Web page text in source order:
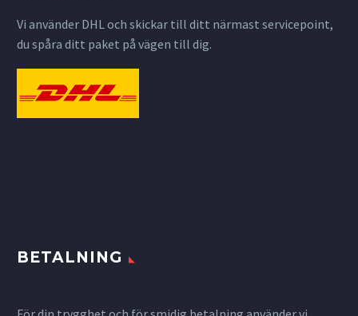
Vi använder DHL och skickar till ditt närmast servicepoint,
du spåra ditt paket på vägen till dig.
BETALNING